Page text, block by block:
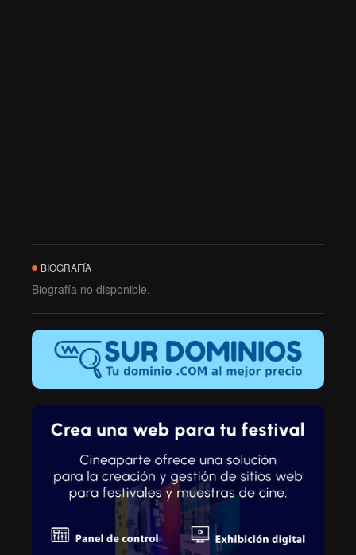
BIOGRAFÍA
Biografía no disponible.